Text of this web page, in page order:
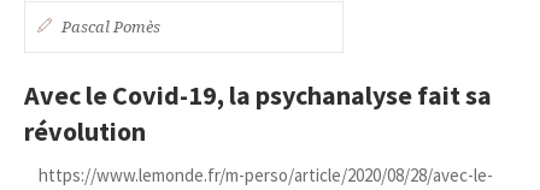
Pascal Pomès
Avec le Covid-19, la psychanalyse fait sa
révolution
https://www.lemonde.fr/m-perso/article/2020/08/28/avec-le-